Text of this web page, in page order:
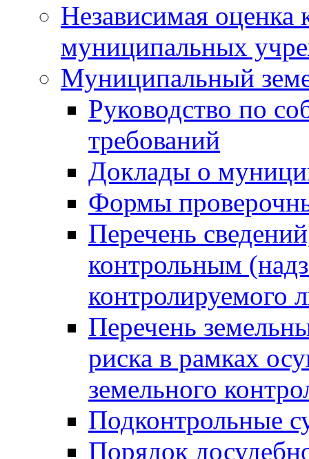
Независимая оценка
муниципальных
Муниципальный
Руководство по
требований
Доклады о
Формы
Перечень
контрольным
контролируемого
Перечень
риска в рамках
земельного
Подконтрольные
Порядок